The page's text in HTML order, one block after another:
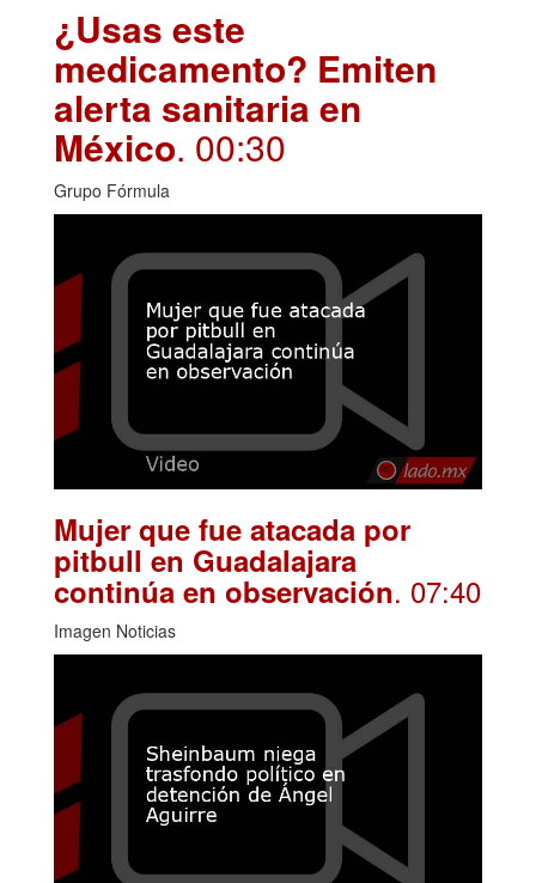
¿Usas este
medicamento? Emiten
alerta sanitaria en
México. 00:30
Grupo Fórmula
Mujer que fue atacada por
pitbull en Guadalajara
continúa en observación. 07:40
Imagen Noticias